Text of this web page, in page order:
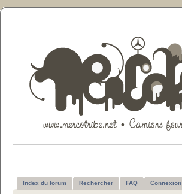
Index du forum Rechercher FAQ Connexion